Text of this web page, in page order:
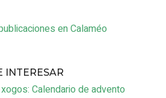
en Calaméo
INTERESAR
Calendario de advento